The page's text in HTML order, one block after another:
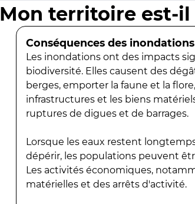
Mon territoire est-
Conséquences des
Les inondations ont des impacts
biodiversité. Elles causent des
berges, emporter la faune et la
infrastructures et les biens
ruptures de digues et de barrages.
Lorsque les eaux restent
dépérir, les populations peuvent
Les activités économiques,
matérielles et des arrêts d'activité.